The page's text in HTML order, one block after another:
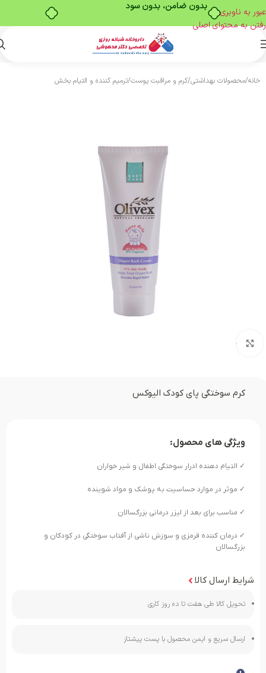
بدون ضامن، بدون سود
عبور به ناوبری
رفتن به محتوای اصلی
خانه/محصولات بهداشتی/کرم و مراقبت پوست/ترمیم کننده و التیام بخش
بزرگنمایی تصویر
کرم سوختگی پای کودک الیوکس
ویژگی های محصول:
✓ التیام دهنده ادرار سوختگی اطفال و شیر خواران
✓ موثر در موارد حساسیت به پوشک و مواد شوینده
✓ مناسب برای بعد از لیزر درمانی بزرگسالان
✓ درمان کننده قرمزی و سوزش ناشی از آفتاب سوختگی در کودکان و
بزرگسالان
شرایط ارسال کالا
تحویل کالا طی هفت تا ده روز کاری
ارسال سریع و ایمن محصول با پست پیشتاز